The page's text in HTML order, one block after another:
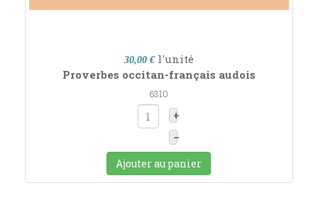
30,00 € l'unité
Proverbes occitan-français audois
6310
+
–
Ajouter au panier